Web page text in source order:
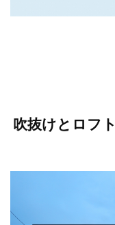
吹抜けとロフ